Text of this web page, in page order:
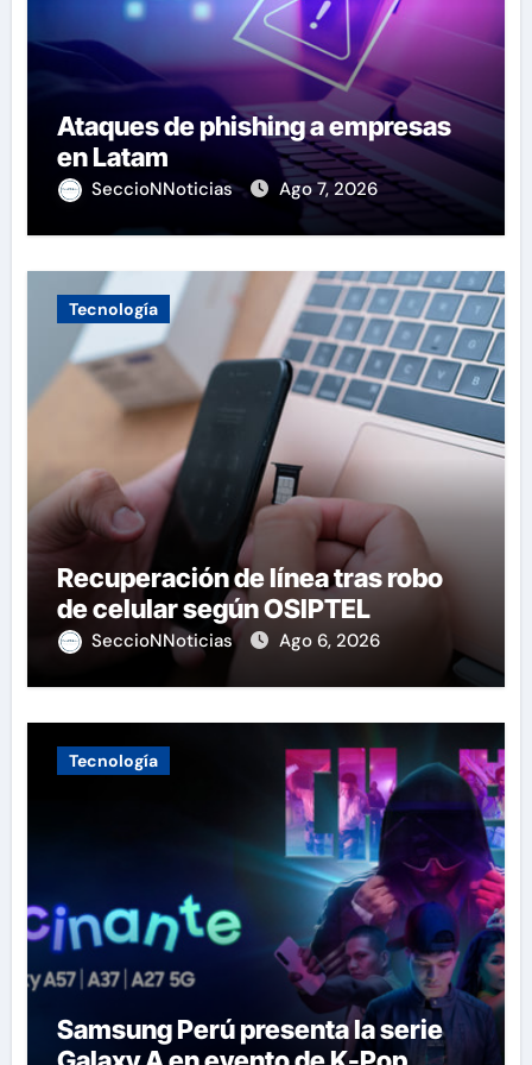
Ataques de phishing a empresas
en Latam
SeccioNNoticias Ago 7, 2026
Tecnología
Recuperación de línea tras robo
de celular según OSIPTEL
SeccioNNoticias Ago 6, 2026
Tecnología
Samsung Perú presenta la serie